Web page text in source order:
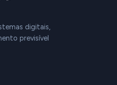
digitais,
previsível